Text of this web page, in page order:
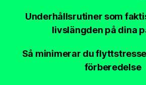
Underhållsrutiner som
livslängden på dina
Så minimerar du
förberedelse